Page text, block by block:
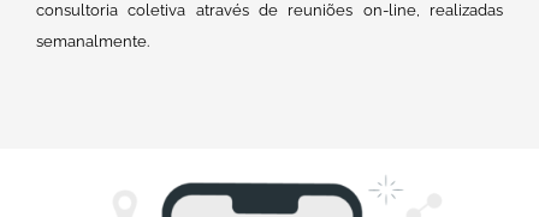
consultoria coletiva através de reuniões on-line, realizadas
semanalmente.